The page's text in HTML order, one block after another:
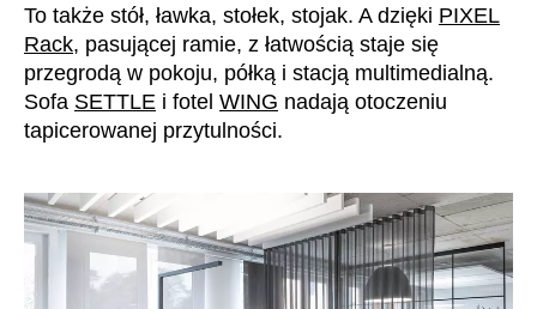
Reszta świata()
Rosja(RU)
Rumunia (RO)
Senegal(SN)
Singapur (SG)
Szwajcaria(CH)
Szwecja(SE)
Słowacja
To także stół, ławka, stołek, stojak. A dzięki PIXEL
Rack, pasującej ramie, z łatwością staje się
przegrodą w pokoju, półką i stacją multimedialną.
Sofa SETTLE i fotel WING nadają otoczeniu
tapicerowanej przytulności.